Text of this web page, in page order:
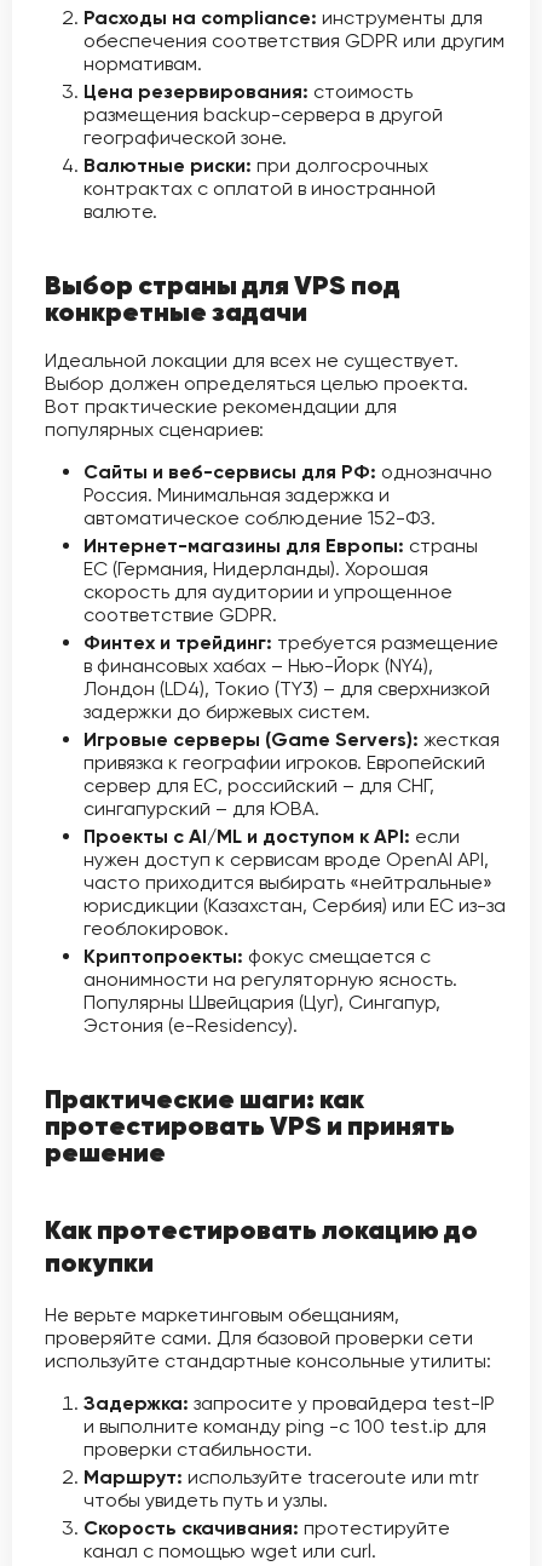
Расходы на compliance: инструменты для
обеспечения соответствия GDPR или другим
нормативам.
Цена резервирования: стоимость
размещения backup-сервера в другой
географической зоне.
Валютные риски: при долгосрочных
контрактах с оплатой в иностранной
валюте.
Выбор страны для VPS под
конкретные задачи
Идеальной локации для всех не существует.
Выбор должен определяться целью проекта.
Вот практические рекомендации для
популярных сценариев:
Сайты и веб-сервисы для РФ: однозначно
Россия. Минимальная задержка и
автоматическое соблюдение 152-ФЗ.
Интернет-магазины для Европы: страны
ЕС (Германия, Нидерланды). Хорошая
скорость для аудитории и упрощенное
соответствие GDPR.
Финтех и трейдинг: требуется размещение
в финансовых хабах – Нью-Йорк (NY4),
Лондон (LD4), Токио (TY3) – для сверхнизкой
задержки до биржевых систем.
Игровые серверы (Game Servers): жесткая
привязка к географии игроков. Европейский
сервер для ЕС, российский – для СНГ,
сингапурский – для ЮВА.
Проекты с AI/ML и доступом к API: если
нужен доступ к сервисам вроде OpenAI API,
часто приходится выбирать «нейтральные»
юрисдикции (Казахстан, Сербия) или ЕС из-за
геоблокировок.
Криптопроекты: фокус смещается с
анонимности на регуляторную ясность.
Популярны Швейцария (Цуг), Сингапур,
Эстония (e-Residency).
Практические шаги: как
протестировать VPS и принять
решение
Как протестировать локацию до
покупки
Не верьте маркетинговым обещаниям,
проверяйте сами. Для базовой проверки сети
используйте стандартные консольные утилиты:
Задержка: запросите у провайдера test-IP
и выполните команду ping -c 100 test.ip для
проверки стабильности.
Маршрут: используйте traceroute или mtr
чтобы увидеть путь и узлы.
Скорость скачивания: протестируйте
канал с помощью wget или curl.